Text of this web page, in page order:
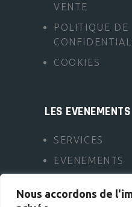
Nous accordons de
VENTE
POLITIQUE DE
COOKIES
LES EVENEMENTS
SERVICES
EVENEMENTS
CONTACT